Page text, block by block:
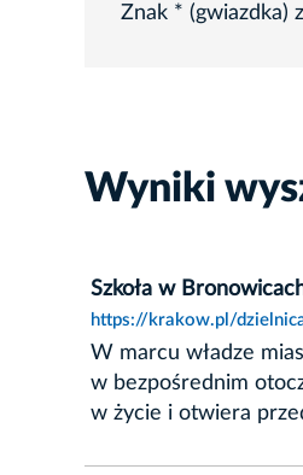
Znak * (gwiazdka)
Wyniki
Szkoła w
https://krakow.pl/
W marcu władze
w bezpośrednim
w życie i otwiera